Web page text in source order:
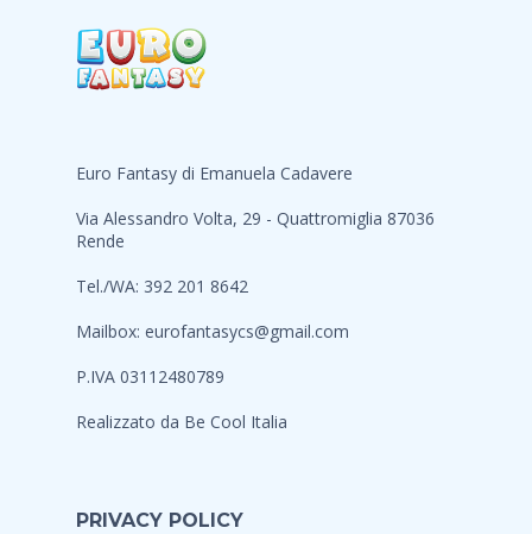
Euro Fantasy di Emanuela Cadavere
Via Alessandro Volta, 29 - Quattromiglia 87036
Rende
Tel./WA: 392 201 8642
Mailbox: eurofantasycs@gmail.com
P.IVA 03112480789
Realizzato da Be Cool Italia
PRIVACY POLICY